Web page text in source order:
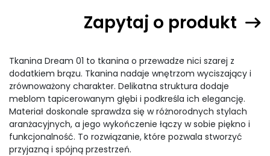
Zapytaj o produkt
Tkanina Dream 01 to tkanina o przewadze nici szarej z
dodatkiem brązu. Tkanina nadaje wnętrzom wyciszający i
zrównoważony charakter. Delikatna struktura dodaje
meblom tapicerowanym głębi i podkreśla ich elegancję.
Materiał doskonale sprawdza się w różnorodnych stylach
aranżacyjnych, a jego wykończenie łączy w sobie piękno i
funkcjonalność. To rozwiązanie, które pozwala stworzyć
przyjazną i spójną przestrzeń.